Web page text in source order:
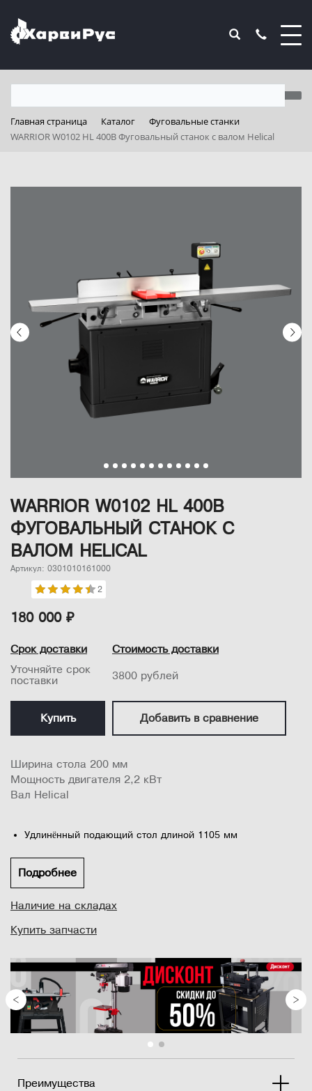
Главная страница Каталог
Фуговальные станки
WARRIOR W0102 HL 400В Фуговальный станок с валом Helical
WARRIOR W0102 HL 400В
ФУГОВАЛЬНЫЙ СТАНОК С
ВАЛОМ HELICAL
Артикул: 0301010161000
2
180 000 ₽
Срок доставки
Уточняйте срок
поставки
Стоимость доставки
3800 рублей
Купить Добавить в сравнение
Ширина стола 200 мм
Мощность двигателя 2,2 кВт
Вал Helical
Удлинённый подающий стол длиной 1105 мм
Асинхронный двигатель повышенной выходной мощности
2,2 кВт 400 В
Уникальный опорный механизм с параллелограммом при
кромки стола по дуге вокруг режущего вала.
как более эффективный стружколом.
Чугу�...
Подробнее
Наличие на складах
Купить запчасти
Преимущества